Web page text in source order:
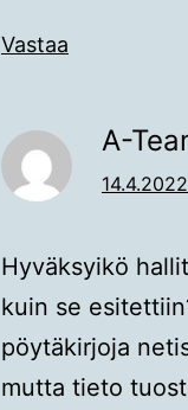
Vastaa
A-
Hyväksyikö
kuin se
pöytäkirjoja
mutta tieto